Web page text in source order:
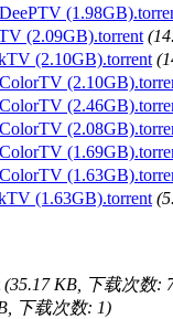
(2.09GB).torrent
(2.10GB).torrent
(1.63GB).torrent
(35.17 KB, 下载次数:
下载次数: 1)